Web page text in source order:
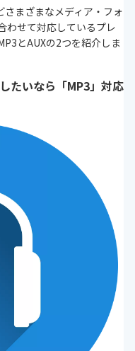
まざまなメディア・フォ
わせて対応しているプレ
とAUXの2つを紹介しま
たいなら「MP3」対応